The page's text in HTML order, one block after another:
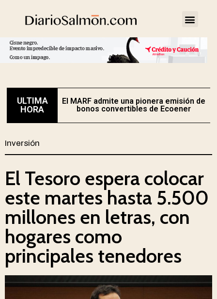
ULTIMA
HORA
El MARF admite una pionera emisión de
bonos convertibles de Ecoener
Inversión
El Tesoro espera colocar
este martes hasta 5.500
millones en letras, con
hogares como
principales tenedores